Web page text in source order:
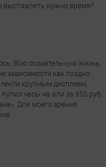
выставлять нужно время?
Всю сознательную жизнь
зависимости как поздно
крупным дисплеем,
часы на али за 950 руб
Для моего зрения